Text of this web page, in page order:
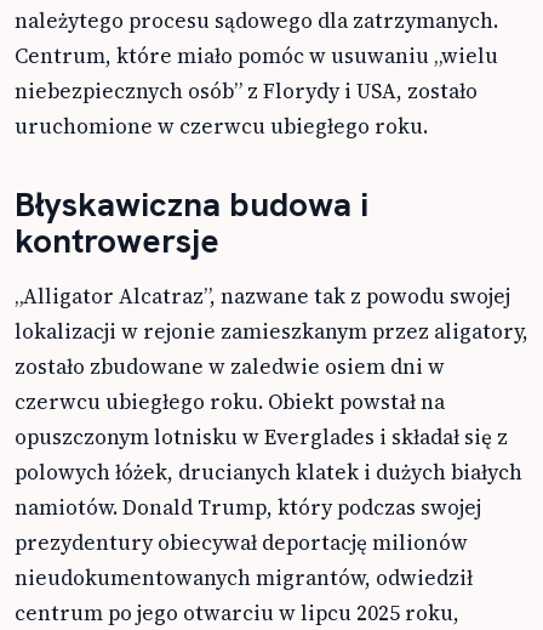
należytego procesu sądowego dla zatrzymanych.
Centrum, które miało pomóc w usuwaniu „wielu
niebezpiecznych osób” z Florydy i USA, zostało
uruchomione w czerwcu ubiegłego roku.
Błyskawiczna budowa i
kontrowersje
„Alligator Alcatraz”, nazwane tak z powodu swojej
lokalizacji w rejonie zamieszkanym przez aligatory,
zostało zbudowane w zaledwie osiem dni w
czerwcu ubiegłego roku. Obiekt powstał na
opuszczonym lotnisku w Everglades i składał się z
polowych łóżek, drucianych klatek i dużych białych
namiotów. Donald Trump, który podczas swojej
prezydentury obiecywał deportację milionów
nieudokumentowanych migrantów, odwiedził
centrum po jego otwarciu w lipcu 2025 roku,